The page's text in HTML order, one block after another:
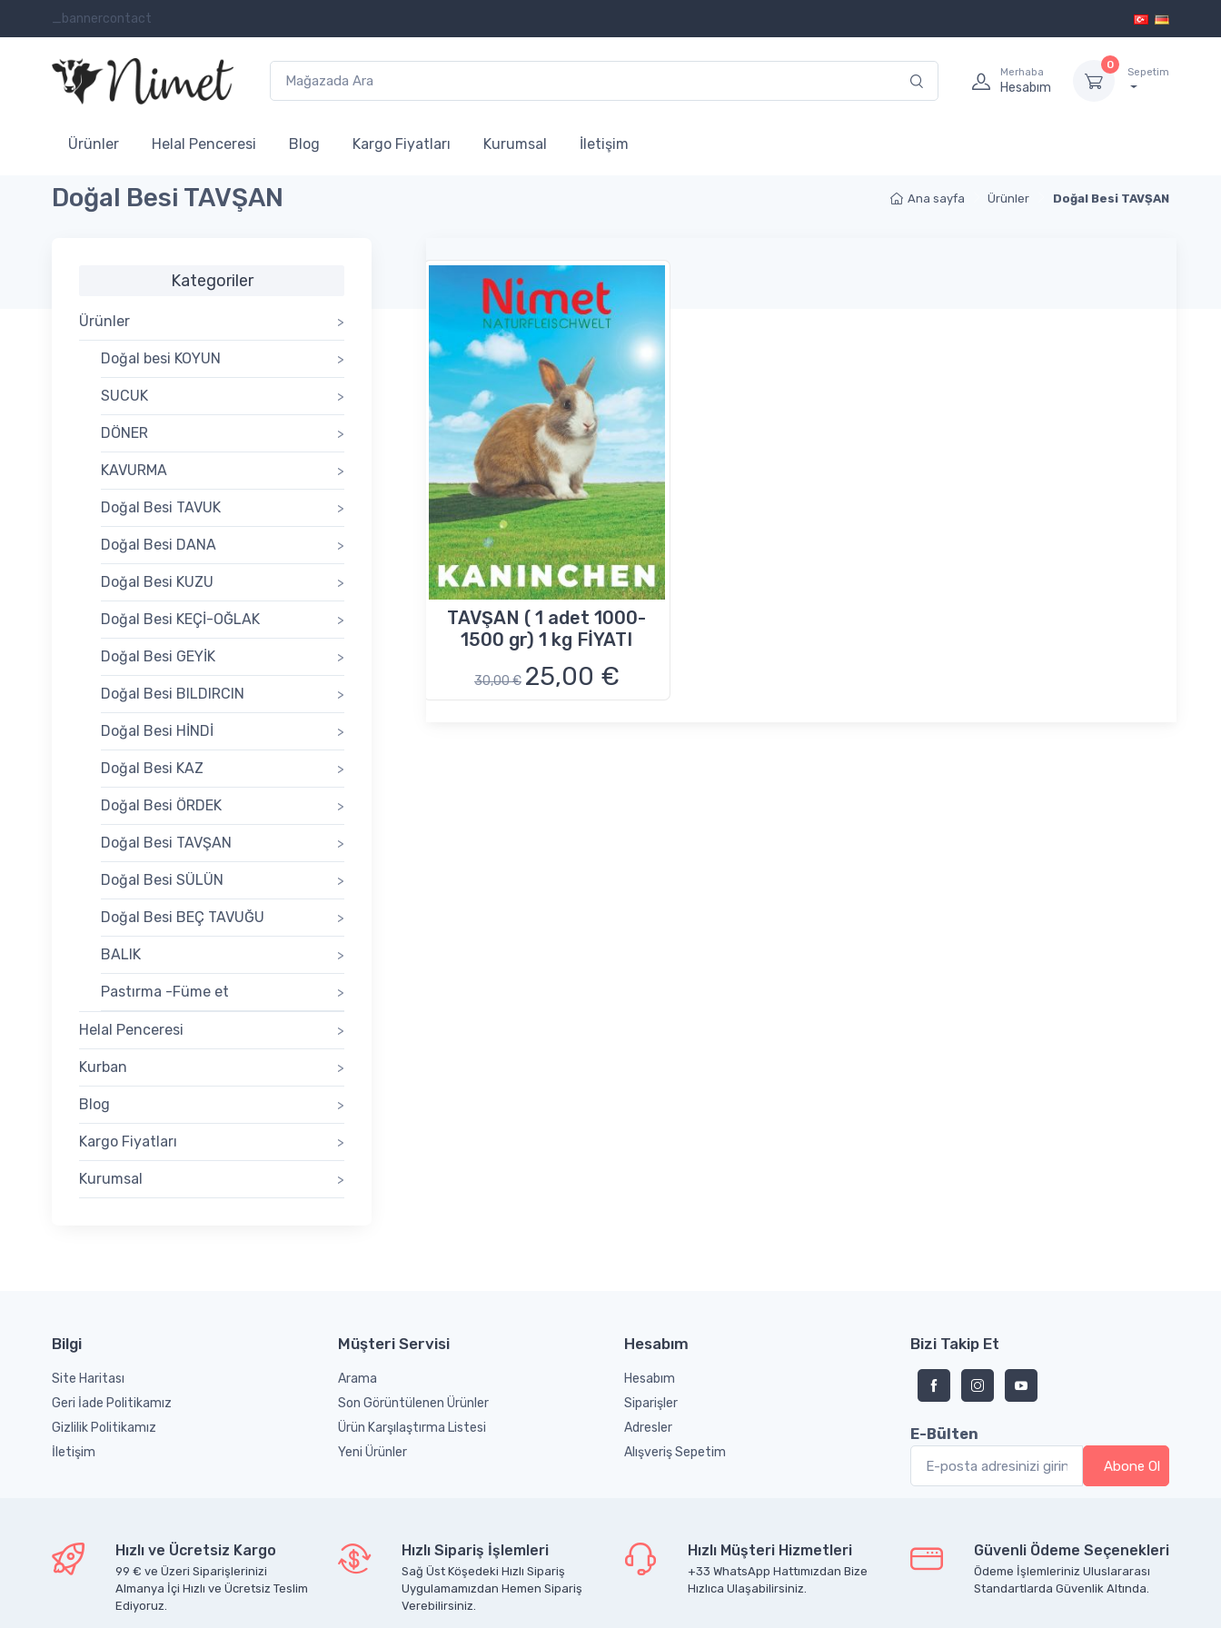
_bannercontact
Merhaba
Hesabım
0
Sepetim
Ürünler Helal Penceresi Blog Kargo Fiyatları Kurumsal İletişim
Ana sayfa Ürünler Doğal Besi TAVŞAN
Doğal Besi TAVŞAN
Kategoriler
Ürünler >
Doğal besi KOYUN >
SUCUK >
DÖNER >
KAVURMA >
Doğal Besi TAVUK >
Doğal Besi DANA >
Doğal Besi KUZU >
Doğal Besi KEÇİ-OĞLAK >
Doğal Besi GEYİK >
Doğal Besi BILDIRCIN >
Doğal Besi HİNDİ >
Doğal Besi KAZ >
Doğal Besi ÖRDEK >
Doğal Besi TAVŞAN >
Doğal Besi SÜLÜN >
Doğal Besi BEÇ TAVUĞU >
BALIK >
Pastırma -Füme et >
Helal Penceresi >
Kurban >
Blog >
Kargo Fiyatları >
Kurumsal >
TAVŞAN ( 1 adet 1000-
1500 gr) 1 kg FİYATI
30,00 € 25,00 €
Bilgi
Site Haritası
Geri İade Politikamız
Gizlilik Politikamız
İletişim
Müşteri Servisi
Arama
Son Görüntülenen Ürünler
Ürün Karşılaştırma Listesi
Yeni Ürünler
Hesabım
Hesabım
Siparişler
Adresler
Alışveriş Sepetim
Bizi Takip Et
E-Bülten
Hızlı ve Ücretsiz Kargo
99 € ve Üzeri Siparişlerinizi
Almanya İçi Hızlı ve Ücretsiz Teslim
Ediyoruz.
Hızlı Sipariş İşlemleri
Sağ Üst Köşedeki Hızlı Sipariş
Uygulamamızdan Hemen Sipariş
Verebilirsiniz.
Hızlı Müşteri Hizmetleri
+33 WhatsApp Hattımızdan Bize
Hızlıca Ulaşabilirsiniz.
Güvenli Ödeme Seçenekleri
Ödeme İşlemleriniz Uluslararası
Standartlarda Güvenlik Altında.